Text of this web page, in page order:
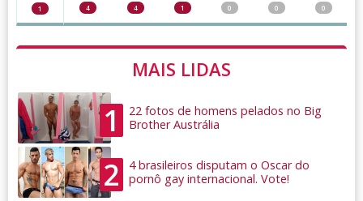
1 4 4 1 0 0 0
MAIS LIDAS
1
22 fotos de homens pelados no Big
Brother Austrália
2
4 brasileiros disputam o Oscar do
pornô gay internacional. Vote!